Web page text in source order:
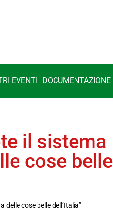
EVENTI DOCUMENTAZIONE
il sistema
cose belle
delle cose belle dell’Italia”